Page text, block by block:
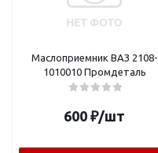
Маслоприемник ВАЗ 2108-
1010010 Промдеталь
600 ₽/шт